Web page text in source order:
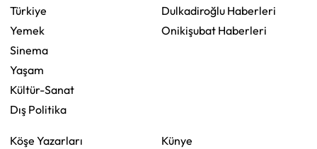
Türkiye
Yemek
Sinema
Yaşam
Kültür-Sanat
Dış Politika
Dulkadiroğlu Haberleri
Onikişubat Haberleri
Köşe Yazarları
Künye